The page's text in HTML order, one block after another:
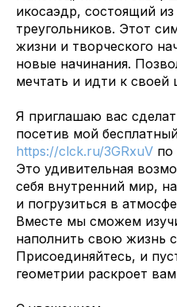
икосаэдр, состоящий
треугольников. Этот
жизни и творческого
новые начинания.
мечтать и идти к своей
Я приглашаю вас
посетив мой
https://clck.ru/3GRxuV по
Это удивительная
себя внутренний мир,
и погрузиться в
Вместе мы сможем
наполнить свою жизнь
Присоединяйтесь, и
геометрии раскроет